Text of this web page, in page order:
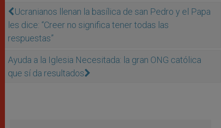
Ucranianos llenan la basílica de san Pedro y el Papa
les dice: “Creer no significa tener todas las
respuestas”
Ayuda a la Iglesia Necesitada: la gran ONG católica
que sí da resultados